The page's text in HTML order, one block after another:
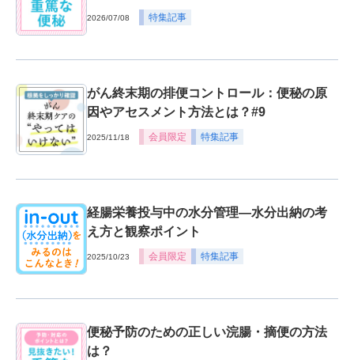
2026/07/08 特集記事
がん終末期の排便コントロール：便秘の原
因やアセスメント方法とは？#9
2025/11/18 会員限定 特集記事
経腸栄養投与中の水分管理―水分出納の考
え方と観察ポイント
2025/10/23 会員限定 特集記事
便秘予防のための正しい浣腸・摘便の方法
は？